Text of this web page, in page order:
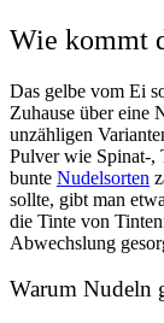
Wie kommt
Das gelbe vom Ei
Zuhause über eine
unzähligen
Pulver wie Spinat-,
bunte Nudelsorten
sollte, gibt man
die Tinte von
Abwechslung
Warum Nudeln